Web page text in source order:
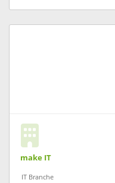
make IT
IT Branche